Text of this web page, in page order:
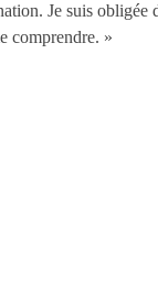
Je suis obligée
comprendre. »